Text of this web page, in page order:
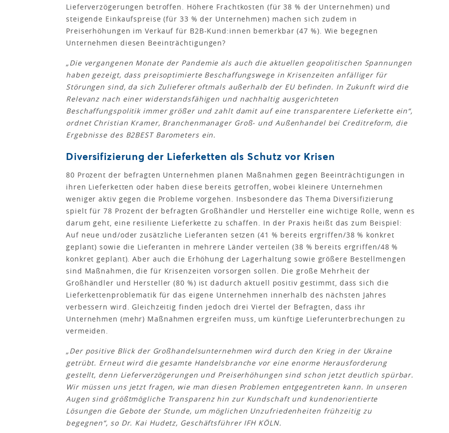
Lieferverzögerungen betroffen. Höhere Frachtkosten (für 38 % der Unternehmen) und
steigende Einkaufspreise (für 33 % der Unternehmen) machen sich zudem in
Preiserhöhungen im Verkauf für B2B-Kund:innen bemerkbar (47 %). Wie begegnen
Unternehmen diesen Beeinträchtigungen?
„Die vergangenen Monate der Pandemie als auch die aktuellen geopolitischen Spannungen
haben gezeigt, dass preisoptimierte Beschaffungswege in Krisenzeiten anfälliger für
Störungen sind, da sich Zulieferer oftmals außerhalb der EU befinden. In Zukunft wird die
Relevanz nach einer widerstandsfähigen und nachhaltig ausgerichteten
Beschaffungspolitik immer größer und zahlt damit auf eine transparentere Lieferkette ein“,
ordnet Christian Kramer, Branchenmanager Groß- und Außenhandel bei Creditreform, die
Ergebnisse des B2BEST Barometers ein.
Diversifizierung der Lieferketten als Schutz vor Krisen
80 Prozent der befragten Unternehmen planen Maßnahmen gegen Beeinträchtigungen in
ihren Lieferketten oder haben diese bereits getroffen, wobei kleinere Unternehmen
weniger aktiv gegen die Probleme vorgehen. Insbesondere das Thema Diversifizierung
spielt für 78 Prozent der befragten Großhändler und Hersteller eine wichtige Rolle, wenn es
darum geht, eine resiliente Lieferkette zu schaffen. In der Praxis heißt das zum Beispiel:
Auf neue und/oder zusätzliche Lieferanten setzen (41 % bereits ergriffen/38 % konkret
geplant) sowie die Lieferanten in mehrere Länder verteilen (38 % bereits ergriffen/48 %
konkret geplant). Aber auch die Erhöhung der Lagerhaltung sowie größere Bestellmengen
sind Maßnahmen, die für Krisenzeiten vorsorgen sollen. Die große Mehrheit der
Großhändler und Hersteller (80 %) ist dadurch aktuell positiv gestimmt, dass sich die
Lieferkettenproblematik für das eigene Unternehmen innerhalb des nächsten Jahres
verbessern wird. Gleichzeitig finden jedoch drei Viertel der Befragten, dass ihr
Unternehmen (mehr) Maßnahmen ergreifen muss, um künftige Lieferunterbrechungen zu
vermeiden.
„Der positive Blick der Großhandelsunternehmen wird durch den Krieg in der Ukraine
getrübt. Erneut wird die gesamte Handelsbranche vor eine enorme Herausforderung
gestellt, denn Lieferverzögerungen und Preiserhöhungen sind schon jetzt deutlich spürbar.
Wir müssen uns jetzt fragen, wie man diesen Problemen entgegentreten kann. In unseren
Augen sind größtmögliche Transparenz hin zur Kundschaft und kundenorientierte
Lösungen die Gebote der Stunde, um möglichen Unzufriedenheiten frühzeitig zu
begegnen“, so Dr. Kai Hudetz, Geschäftsführer IFH KÖLN.